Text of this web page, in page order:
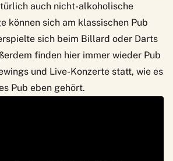
auch nicht-alkoholische
können sich am klassischen Pub
sich beim Billard oder Darts
finden hier immer wieder Pub
und Live-Konzerte statt, wie es
Pub eben gehört.